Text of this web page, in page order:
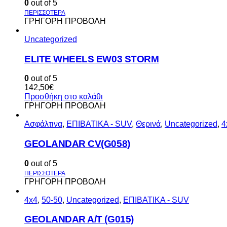
0 out of 5
ΓΡΗΓΟΡΗ ΠΡΟΒΟΛΗ
Uncategorized
ELITE WHEELS EW03 STORM
0 out of 5
142,50€
Προσθήκη στο καλάθι
ΓΡΗΓΟΡΗ ΠΡΟΒΟΛΗ
Ασφάλτινα, ΕΠΙΒΑΤΙΚΑ - SUV, Θερινά, Uncategorized,
GEOLANDAR CV(G058)
0 out of 5
ΓΡΗΓΟΡΗ ΠΡΟΒΟΛΗ
4x4, 50-50, Uncategorized, ΕΠΙΒΑΤΙΚΑ - SUV
GEOLANDAR A/T (G015)